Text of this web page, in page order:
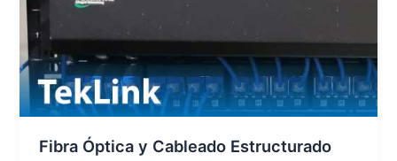
Fibra Óptica y Cableado Estructurado